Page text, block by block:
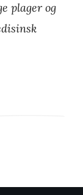
plager og